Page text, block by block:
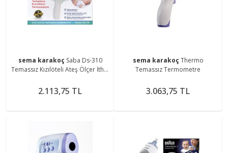
sema karakoç Saba Ds-310
Temassız Kızılöteli Ateş Ölçer İthal
2.113,75 TL
sema karakoç Thermo
Temassız Termometre
3.063,75 TL